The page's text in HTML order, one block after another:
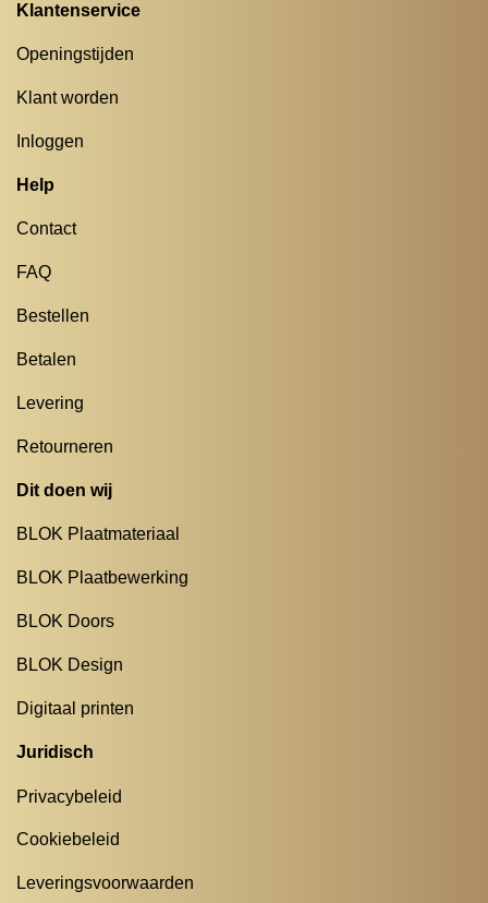
Klantenservice
Openingstijden
Klant worden
Inloggen
Help
Contact
FAQ
Bestellen
Betalen
Levering
Retourneren
Dit doen wij
BLOK Plaatmateriaal
BLOK Plaatbewerking
BLOK Doors
BLOK Design
Digitaal printen
Juridisch
Privacybeleid
Cookiebeleid
Leveringsvoorwaarden